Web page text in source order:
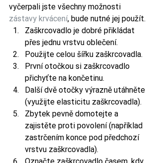
vyčerpali jste všechny možnosti
zástavy krvácení, bude nutné jej použít.
Zaškrcovadlo je dobré přikládat
přes jednu vrstvu oblečení.
Použijte celou šířku zaškrcovadla.
První otočkou si zaškrcovadlo
přichyťte na končetinu.
Další dvě otočky výrazně utáhněte
(využijte elasticitu zaškrcovadla).
Zbytek pevně domotejte a
zajistěte proti povolení (například
zastrčením konce pod předchozí
vrstvu zaškrcovadla).